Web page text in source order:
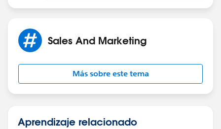
Sales And Marketing
Más sobre este tema
Aprendizaje relacionado